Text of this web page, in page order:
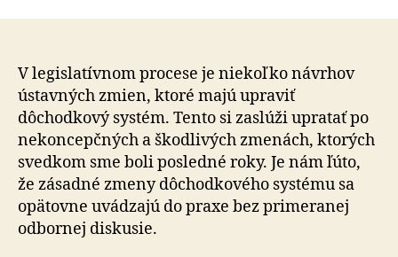
V legislatívnom procese je niekoľko návrhov
ústavných zmien, ktoré majú upraviť
dôchodkový systém. Tento si zaslúži upratať po
nekoncepčných a škodlivých zmenách, ktorých
svedkom sme boli posledné roky. Je nám ľúto,
že zásadné zmeny dôchodkového systému sa
opätovne uvádzajú do praxe bez primeranej
odbornej diskusie.